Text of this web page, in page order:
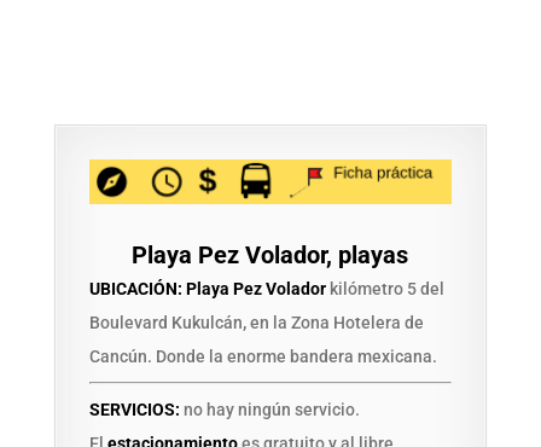
Playa Pez Volador, playas
UBICACIÓN: Playa Pez Voladorkilómetro 5 del
Boulevard Kukulcán,en la Zona Hotelera de
Cancún. Donde la enorme bandera mexicana.
SERVICIOS: no hay ningún servicio.